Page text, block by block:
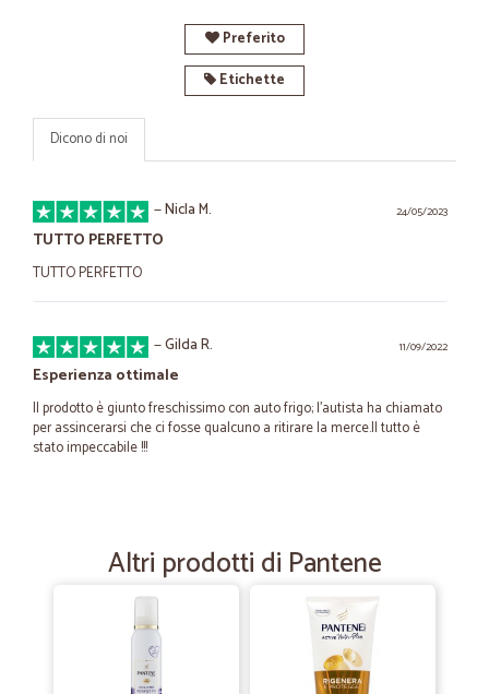
Preferito
Etichette
Dicono di noi
24/05/2023
—Nicla M.
TUTTO PERFETTO
TUTTO PERFETTO
11/09/2022
—Gilda R.
Esperienza ottimale
Il prodotto è giunto freschissimo con auto frigo; l’autista ha chiamato
per assincerarsi che ci fosse qualcuno a ritirare la merce.Il tutto è
stato impeccabile !!!
Consegne puntuali e corrieri disponibili
Consegne puntuali i corrieri sono sempre disponibili , pacchi
confezionati bene con la frutta sempre divisa dal resto , fresca e
buona. se manca qualche prodotto trovo già nel mio account i crediti
della merce mancante, per me questo è un punto di forza d CICALIA.
lo consiglio davvero
Altri prodotti di Pantene